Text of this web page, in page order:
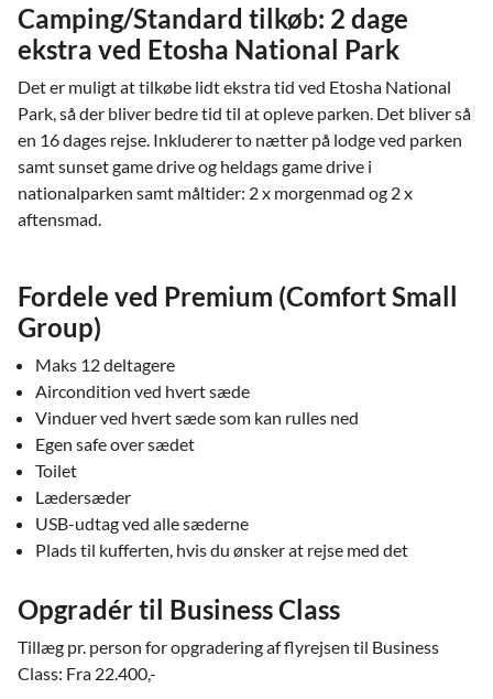
Camping/Standard tilkøb: 2 dage
ekstra ved Etosha National Park
Det er muligt at tilkøbe lidt ekstra tid ved Etosha National
Park, så der bliver bedre tid til at opleve parken. Det bliver så
en 16 dages rejse. Inkluderer to nætter på lodge ved parken
samt sunset game drive og heldags game drive i
nationalparken samt måltider: 2 x morgenmad og 2 x
aftensmad.
Fordele ved Premium (Comfort Small
Group)
Maks 12 deltagere
Aircondition ved hvert sæde
Vinduer ved hvert sæde som kan rulles ned
Egen safe over sædet
Toilet
Lædersæder
USB-udtag ved alle sæderne
Plads til kufferten, hvis du ønsker at rejse med det
Opgradér til Business Class
Tillæg pr. person for opgradering af flyrejsen til Business
Class: Fra 22.400,-